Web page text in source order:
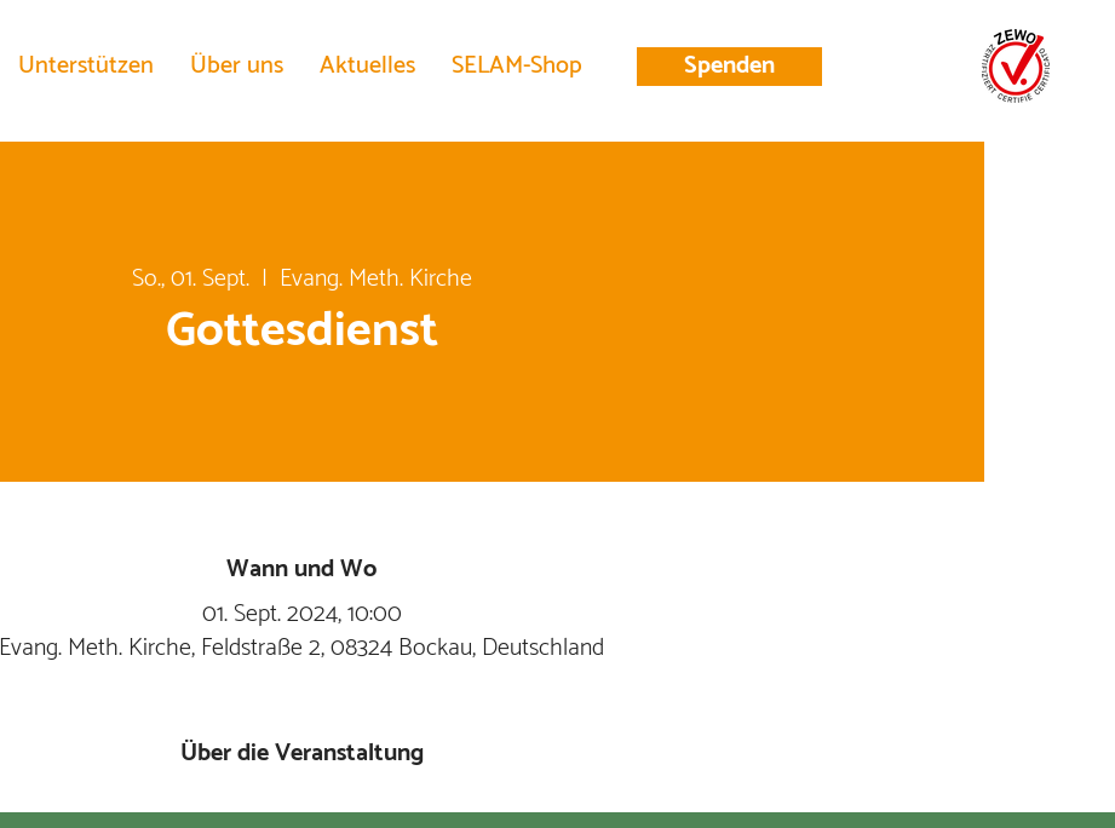
Unterstützen Über uns Aktuelles SELAM-Shop Spenden
So., 01. Sept.
  |
Evang. Meth. Kirche
Gottesdienst
Wann und Wo
01. Sept. 2024, 10:00
Evang. Meth. Kirche, Feldstraße 2, 08324 Bockau, Deutschland
Über die Veranstaltung